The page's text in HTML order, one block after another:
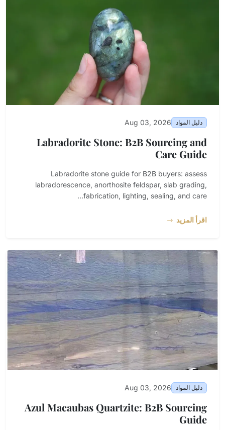
دليل المواد Aug 03, 2026
Labradorite Stone: B2B Sourcing and
Care Guide
Labradorite stone guide for B2B buyers: assess
labradorescence, anorthosite feldspar, slab grading,
fabrication, lighting, sealing, and care...
اقرأ المزيد
دليل المواد Aug 03, 2026
Azul Macaubas Quartzite: B2B Sourcing
Guide